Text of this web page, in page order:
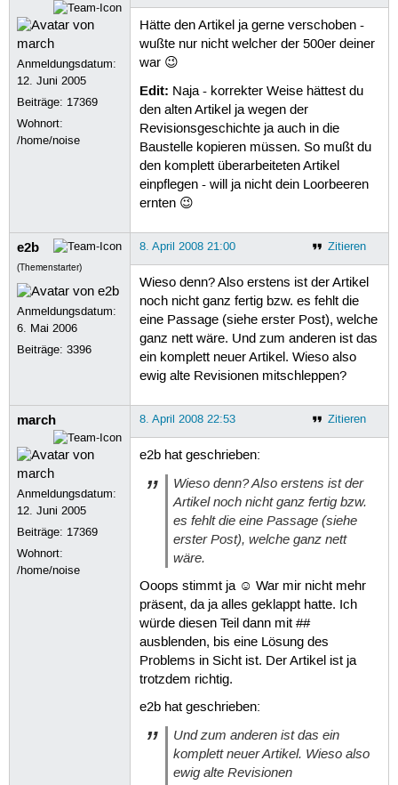
Anmeldungsdatum:
12. Juni 2005
Beiträge: 17369
Wohnort:
/home/noise
Hätte den Artikel ja gerne verschoben -
wußte nur nicht welcher der 500er deiner
war 😉
Edit: Naja - korrekter Weise hättest du
den alten Artikel ja wegen der
Revisionsgeschichte ja auch in die
Baustelle kopieren müssen. So mußt du
den komplett überarbeiteten Artikel
einpflegen - will ja nicht dein Loorbeeren
ernten 😉
e2b
(Themenstarter)
Anmeldungsdatum:
6. Mai 2006
Beiträge:3396
Zitieren
8. April 2008 21:00
Wieso denn? Also erstens ist der Artikel
noch nicht ganz fertig bzw. es fehlt die
eine Passage (siehe erster Post), welche
ganz nett wäre. Und zum anderen ist das
ein komplett neuer Artikel. Wieso also
ewig alte Revisionen mitschleppen?
march
Anmeldungsdatum:
12. Juni 2005
Beiträge: 17369
Wohnort:
/home/noise
Zitieren
8. April 2008 22:53
e2b hat geschrieben:
Wieso denn? Also erstens ist der
Artikel noch nicht ganz fertig bzw.
es fehlt die eine Passage (siehe
erster Post), welche ganz nett
wäre.
Ooops stimmt ja ☺ War mir nicht mehr
präsent, da ja alles geklappt hatte. Ich
würde diesen Teil dann mit ##
ausblenden, bis eine Lösung des
Problems in Sicht ist. Der Artikel ist ja
trotzdem richtig.
e2b hat geschrieben:
Und zum anderen ist das ein
komplett neuer Artikel. Wieso also
ewig alte Revisionen